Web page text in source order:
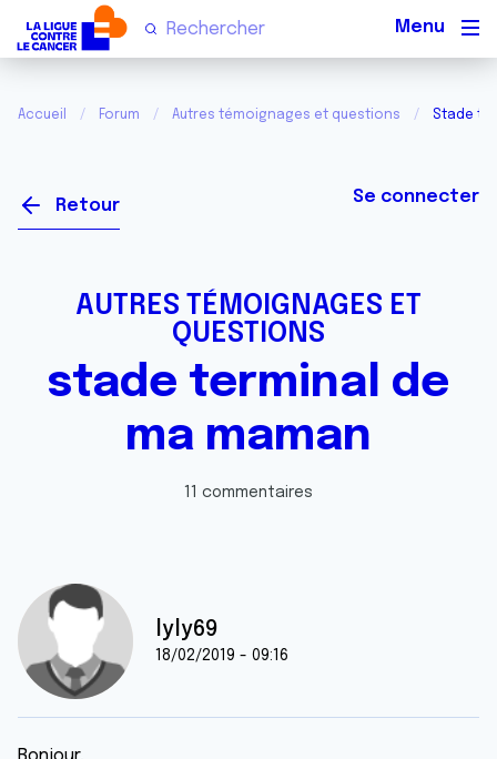
Accueil Forum Autres témoignages et questions Stade
Retour Se connecter
AUTRES TÉMOIGNAGES ET
QUESTIONS
stade terminal de
ma maman
11 commentaires
lyly69
18/02/2019 - 09:16